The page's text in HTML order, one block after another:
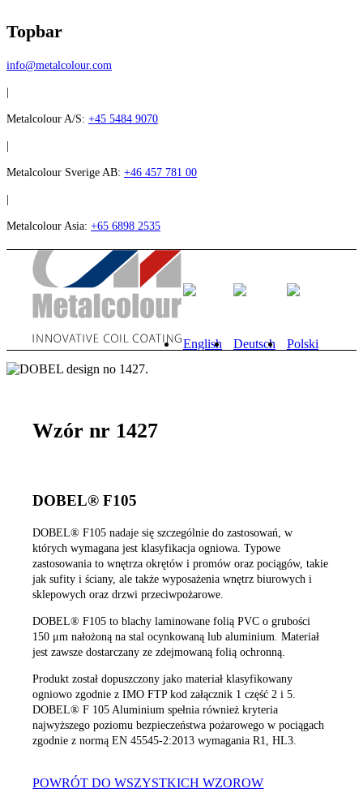
Topbar
info@metalcolour.com
|
Metalcolour A/S: +45 5484 9070
|
Metalcolour Sverige AB: +46 457 781 00
|
Metalcolour Asia: +65 6898 2535
Wzór nr 1427
DOBEL® F105
DOBEL® F105 nadaje się szczególnie do zastosowań, w
których wymagana jest klasyfikacja ogniowa. Typowe
zastosowania to wnętrza okrętów i promów oraz pociągów, takie
jak sufity i ściany, ale także wyposażenia wnętrz biurowych i
sklepowych oraz drzwi przeciwpożarowe.
DOBEL® F105 to blachy laminowane folią PVC o grubości
150 μm nałożoną na stal ocynkowaną lub aluminium. Materiał
jest zawsze dostarczany ze zdejmowaną folią ochronną.
Produkt został dopuszczony jako materiał klasyfikowany
ogniowo zgodnie z IMO FTP kod załącznik 1 część 2 i 5.
DOBEL® F 105 Aluminium spełnia również kryteria
najwyższego poziomu bezpieczeństwa pożarowego w pociągach
zgodnie z normą EN 45545-2:2013 wymagania R1, HL3.
POWRÓT DO WSZYSTKICH WZOROW